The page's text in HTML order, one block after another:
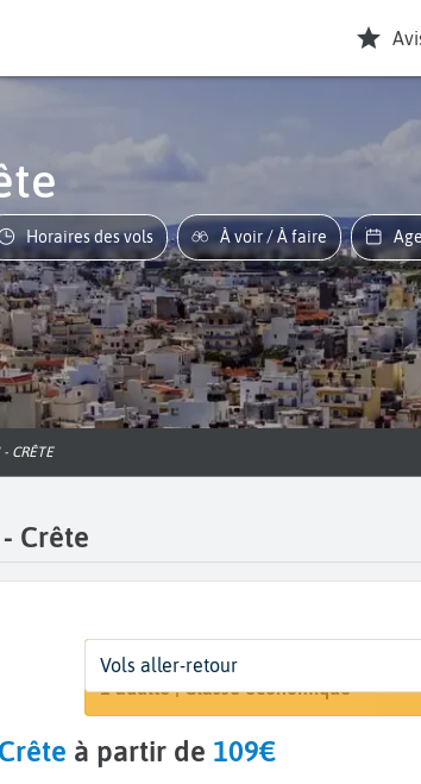
Horaires des vols À voir / À faire
- CRÊTE
Crête
Départ
De...
Dates
Dates de votre voyage
Voyageurs | Classe
1 adulte | Classe économique
Vols aller-retour
à partir de 109€